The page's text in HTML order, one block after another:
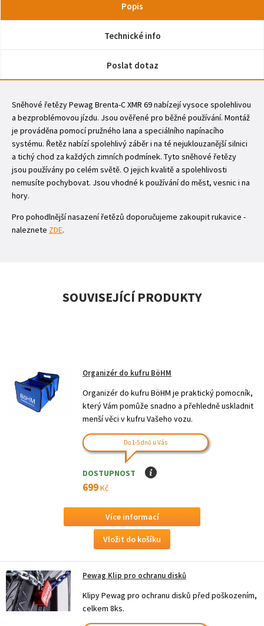
Popis
Technické info
Poslat dotaz
Sněhové řetězy Pewag Brenta-C XMR 69 nabízejí vysoce spolehlivou
a bezproblémovou jízdu. Jsou ověřené pro běžné používání. Montáž
je prováděna pomocí pružného lana a speciálního napínacího
systému. Řetěz nabízí spolehlivý záběr i na té nejuklouzanější silnici
a tichý chod za každých zimních podmínek. Tyto sněhové řetězy
jsou používány po celém světě. O jejich kvalitě a spolehlivosti
nemusíte pochybovat. Jsou vhodné k používání do měst, vesnic i na
hory.
Pro pohodlnější nasazení řetězů doporučujeme zakoupit rukavice -
naleznete ZDE.
SOUVISEJÍCÍ PRODUKTY
Organizér do kufru BöHM
Organizér do kufru BöHM je praktický pomocník,
který Vám pomůže snadno a přehledně uskladnit
menší věci v kufru Vašeho vozu.
Do 1-5 dnů u Vás
DOSTUPNOST I
699Kč
Více informací
Pewag Klip pro ochranu disků
Klipy Pewag pro ochranu disků před poškozením,
celkem 8ks.